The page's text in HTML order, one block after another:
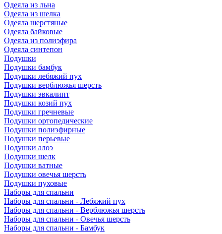
Одеяла из льна
Одеяла из шелка
Одеяла шерстяные
Одеяла байковые
Одеяла из полиэфира
Одеяла синтепон
Подушки
Подушки бамбук
Подушки лебяжий пух
Подушки верблюжья шерсть
Подушки эвкалипт
Подушки козий пух
Подушки гречневые
Подушки ортопедические
Подушки полиэфирные
Подушки перьевые
Подушки алоэ
Подушки шелк
Подушки ватные
Подушки овечья шерсть
Подушки пуховые
Наборы для спальни
Наборы для спальни - Лебяжий пух
Наборы для спальни - Верблюжья шерсть
Наборы для спальни - Овечья шерсть
Наборы для спальни - Бамбук